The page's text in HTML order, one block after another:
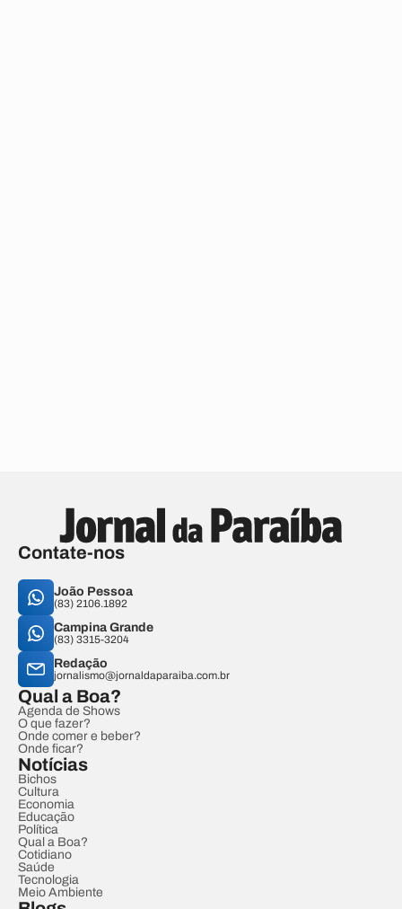
Contate-nos
João Pessoa
(83) 2106.1892
Campina Grande
(83) 3315-3204
Redação
jornalismo@jornaldaparaiba.com.br
Qual a Boa?
Agenda de Shows
O que fazer?
Onde comer e beber?
Onde ficar?
Notícias
Bichos
Cultura
Economia
Educação
Política
Qual a Boa?
Cotidiano
Saúde
Tecnologia
Meio Ambiente